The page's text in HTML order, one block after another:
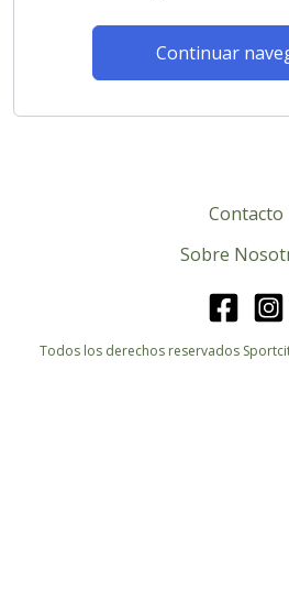
Continuar
Contacto
Sobre
Todos los derechos reservados